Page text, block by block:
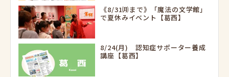
《8/31㈪まで》「魔法の文学館」
で夏休みイベント【葛西】
8/24(月) 認知症サポーター養成
講座【葛西】